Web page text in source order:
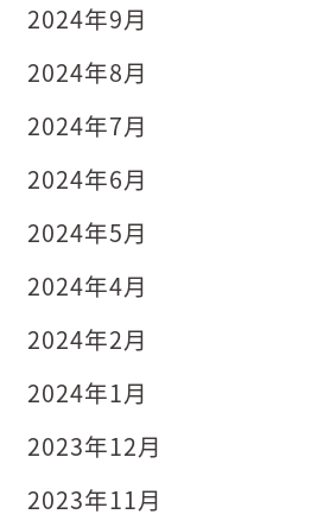
2024年9月
2024年8月
2024年7月
2024年6月
2024年5月
2024年4月
2024年2月
2024年1月
2023年12月
2023年11月